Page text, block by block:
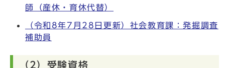
師（産休・育休代替）
（令和8年7月28日更新）社会教育課：発掘調査
補助員
（2）受験資格